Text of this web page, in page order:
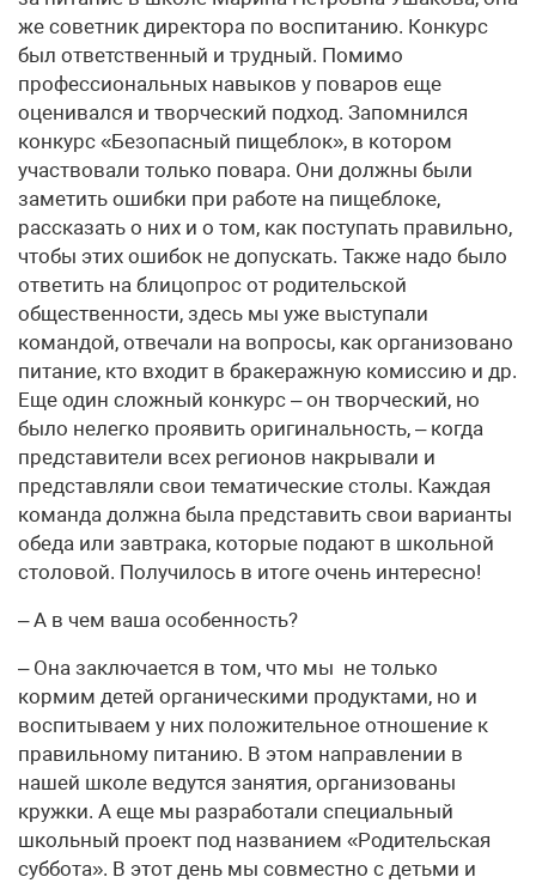
же советник директора по воспитанию. Конкурс
был ответственный и трудный. Помимо
профессиональных навыков у поваров еще
оценивался и творческий подход. Запомнился
конкурс «Безопасный пищеблок», в котором
участвовали только повара. Они должны были
заметить ошибки при работе на пищеблоке,
рассказать о них и о том, как поступать правильно,
чтобы этих ошибок не допускать. Также надо было
ответить на блицопрос от родительской
общественности, здесь мы уже выступали
командой, отвечали на вопросы, как организовано
питание, кто входит в бракеражную комиссию и др.
Еще один сложный конкурс – он творческий, но
было нелегко проявить оригинальность, – когда
представители всех регионов накрывали и
представляли свои тематические столы. Каждая
команда должна была представить свои варианты
обеда или завтрака, которые подают в школьной
столовой. Получилось в итоге очень интересно!
– А в чем ваша особенность?
– Она заключается в том, что мы не только
кормим детей органическими продуктами, но и
воспитываем у них положительное отношение к
правильному питанию. В этом направлении в
нашей школе ведутся занятия, организованы
кружки. А еще мы разработали специальный
школьный проект под названием «Родительская
суббота». В этот день мы совместно с детьми и